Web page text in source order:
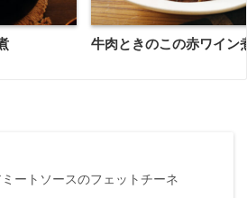
牛肉ときのこの赤ワイン
ートソースのフェットチーネ